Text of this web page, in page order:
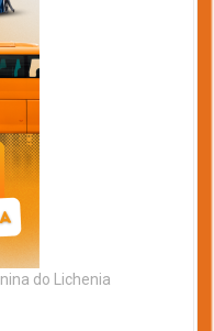
do Lichenia